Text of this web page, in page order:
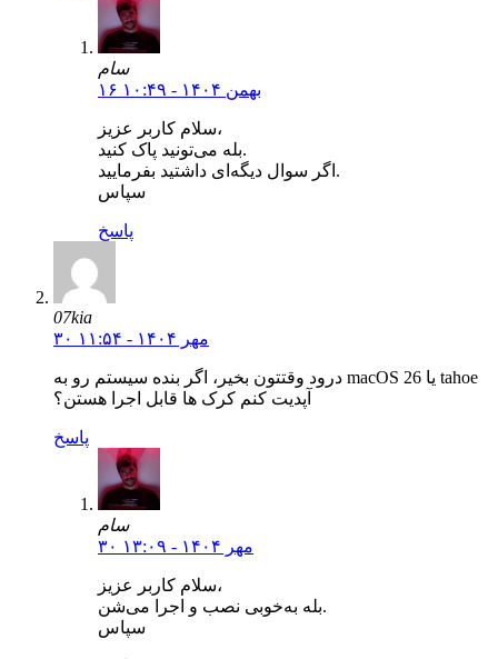
سام
۱۶ بهمن ۱۴۰۴ - ۱۰:۴۹
سلام کاربر عزیز،
بله می‌تونید پاک کنید.
اگر سوال دیگه‌ای داشتید بفرمایید.
سپاس
پاسخ
07kia
۳۰ مهر ۱۴۰۴ - ۱۱:۵۴
درود وقتتون بخیر، اگر بنده سیستم رو به macOS 26 یا tahoe
آپدیت کنم کرک ها قابل اجرا هستن؟
پاسخ
سام
۳۰ مهر ۱۴۰۴ - ۱۳:۰۹
سلام کاربر عزیز،
بله به‌خوبی نصب و اجرا می‌شن.
سپاس